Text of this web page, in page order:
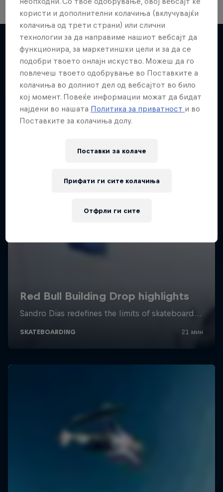
Повеќе слична содржина
користи и дополнителни колачиња (вклучувајќи
колачиња од трети страни) или слични
технологии за да направиме нашиот вебсајт да
функционира, за маркетиншки цели и за да се
подобри твоето онлајн искуство. Можеш да го
повлечеш твоето одобрување во Поставките а
колачиња во долниот дел од вебсајтот во било
кој момент. Повеќе информации можат да бидат
најдени во нашата Политика за приватност и во
Поставките за колачиња долу.
Поставки за колачe
Отфрли ги сите
Прифати ги сите колачиња